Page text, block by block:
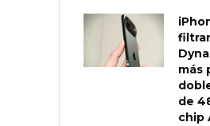
más
de
chip